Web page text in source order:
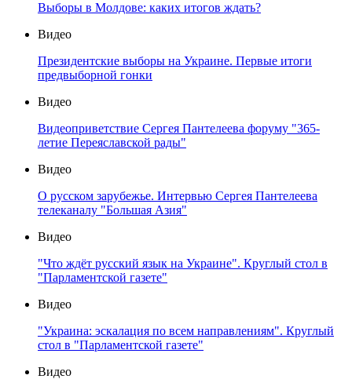
Выборы в Молдове: каких итогов ждать?
Видео
Президентские выборы на Украине. Первые итоги
предвыборной гонки
Видео
Видеоприветствие Сергея Пантелеева форуму "365-
летие Переяславской рады"
Видео
О русском зарубежье. Интервью Сергея Пантелеева
телеканалу "Большая Азия"
Видео
"Что ждёт русский язык на Украине". Круглый стол в
"Парламентской газете"
Видео
"Украина: эскалация по всем направлениям". Круглый
стол в "Парламентской газете"
Видео